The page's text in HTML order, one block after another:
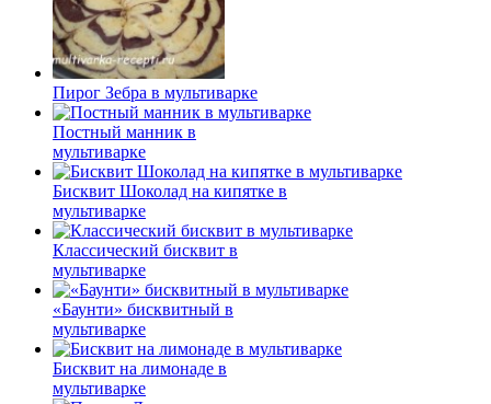
Пирог Зебра в мультиварке
Постный манник в
мультиварке
Бисквит Шоколад на кипятке в
мультиварке
Классический бисквит в
мультиварке
«Баунти» бисквитный в
мультиварке
Бисквит на лимонаде в
мультиварке